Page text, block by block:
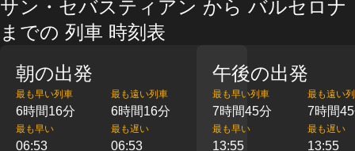
サン・セバスティアン から バルセロナ
までの 列車 時刻表
朝の出発
最も早い列車
6時間16分
最も遠い列車
6時間16分
最も早い
06:53
最も遅い
06:53
午後の出発
最も早い列車
7時間45分
最も遠い
7時間
最も早い
13:55
最も遅い
13:55